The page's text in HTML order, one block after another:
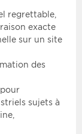
regrettable,
exacte
sur un site
des
sujets à